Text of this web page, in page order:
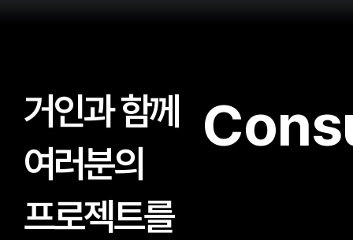
거인과 함께
여러분의
프로젝트를